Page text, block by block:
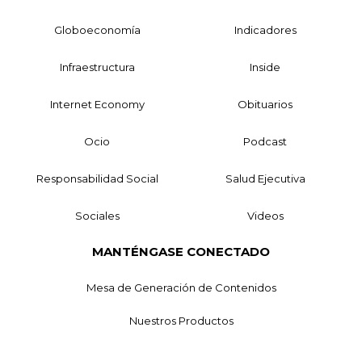
Globoeconomía Indicadores
Infraestructura Inside
Internet Economy Obituarios
Ocio Podcast
Responsabilidad Social Salud Ejecutiva
Sociales Videos
MANTÉNGASE CONECTADO
Mesa de Generación de Contenidos
Nuestros Productos